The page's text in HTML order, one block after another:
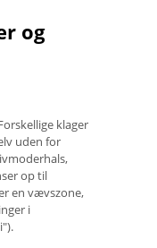
og
klager
uden for
op til
en vævszone,
i